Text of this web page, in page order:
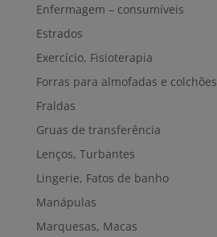
Enfermagem – consumíveis
Estrados
Exercício, Fisioterapia
Forras para almofadas e colchões
Fraldas
Gruas de transferência
Lenços, Turbantes
Lingerie, Fatos de banho
Manápulas
Marquesas, Macas